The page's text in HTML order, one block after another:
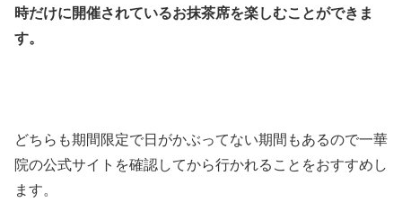
時だけに開催されているお抹茶席を楽しむことができま
す。
どちらも期間限定で日がかぶってない期間もあるので一華
院の公式サイトを確認してから行かれることをおすすめし
ます。